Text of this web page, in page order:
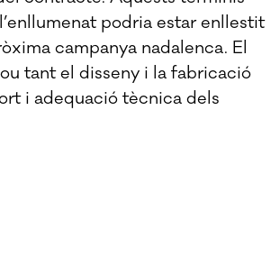
podria estar enllestit
campanya nadalenca. El
tant el disseny i la fabricació
i adequació tècnica dels